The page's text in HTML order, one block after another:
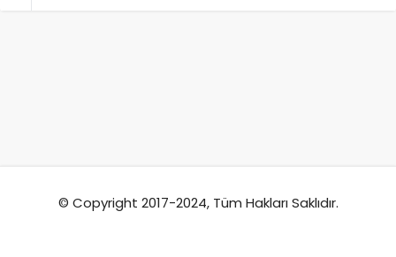
© Copyright 2017-2024, Tüm Hakları Saklıdır.